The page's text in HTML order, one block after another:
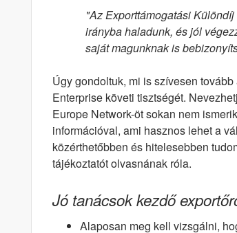
"Az Exporttámogatási
irányba haladunk, és jól
saját magunknak is
Úgy gondoltuk, mi is szívesen
Enterprise követi tisztségét.
Europe Network-öt sokan nem
információval, ami hasznos lehet a
közérthetőbben és hitelesebben
tájékoztatót olvasnának róla.
Jó tanácsok kezdő
Alaposan meg kell vizsgálni,